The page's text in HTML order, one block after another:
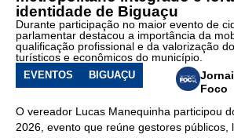
identidade de Biguaçu
Durante participação no maior evento de
parlamentar destacou a importância da
qualificação profissional e da valorização
turísticos e econômicos do município.
EVENTOS BIGUAÇU
Foco
para
o
desenvolvimento
de
Biguaçu
O vereador Lucas Manequinha participou
2026, evento que reúne gestores públicos,